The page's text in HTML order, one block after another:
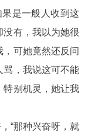
果是一般人收到这
没有，我以为她很
可她竟然还反问
骂，我说这可不能
特别机灵，她让我
“那种兴奋呀，就